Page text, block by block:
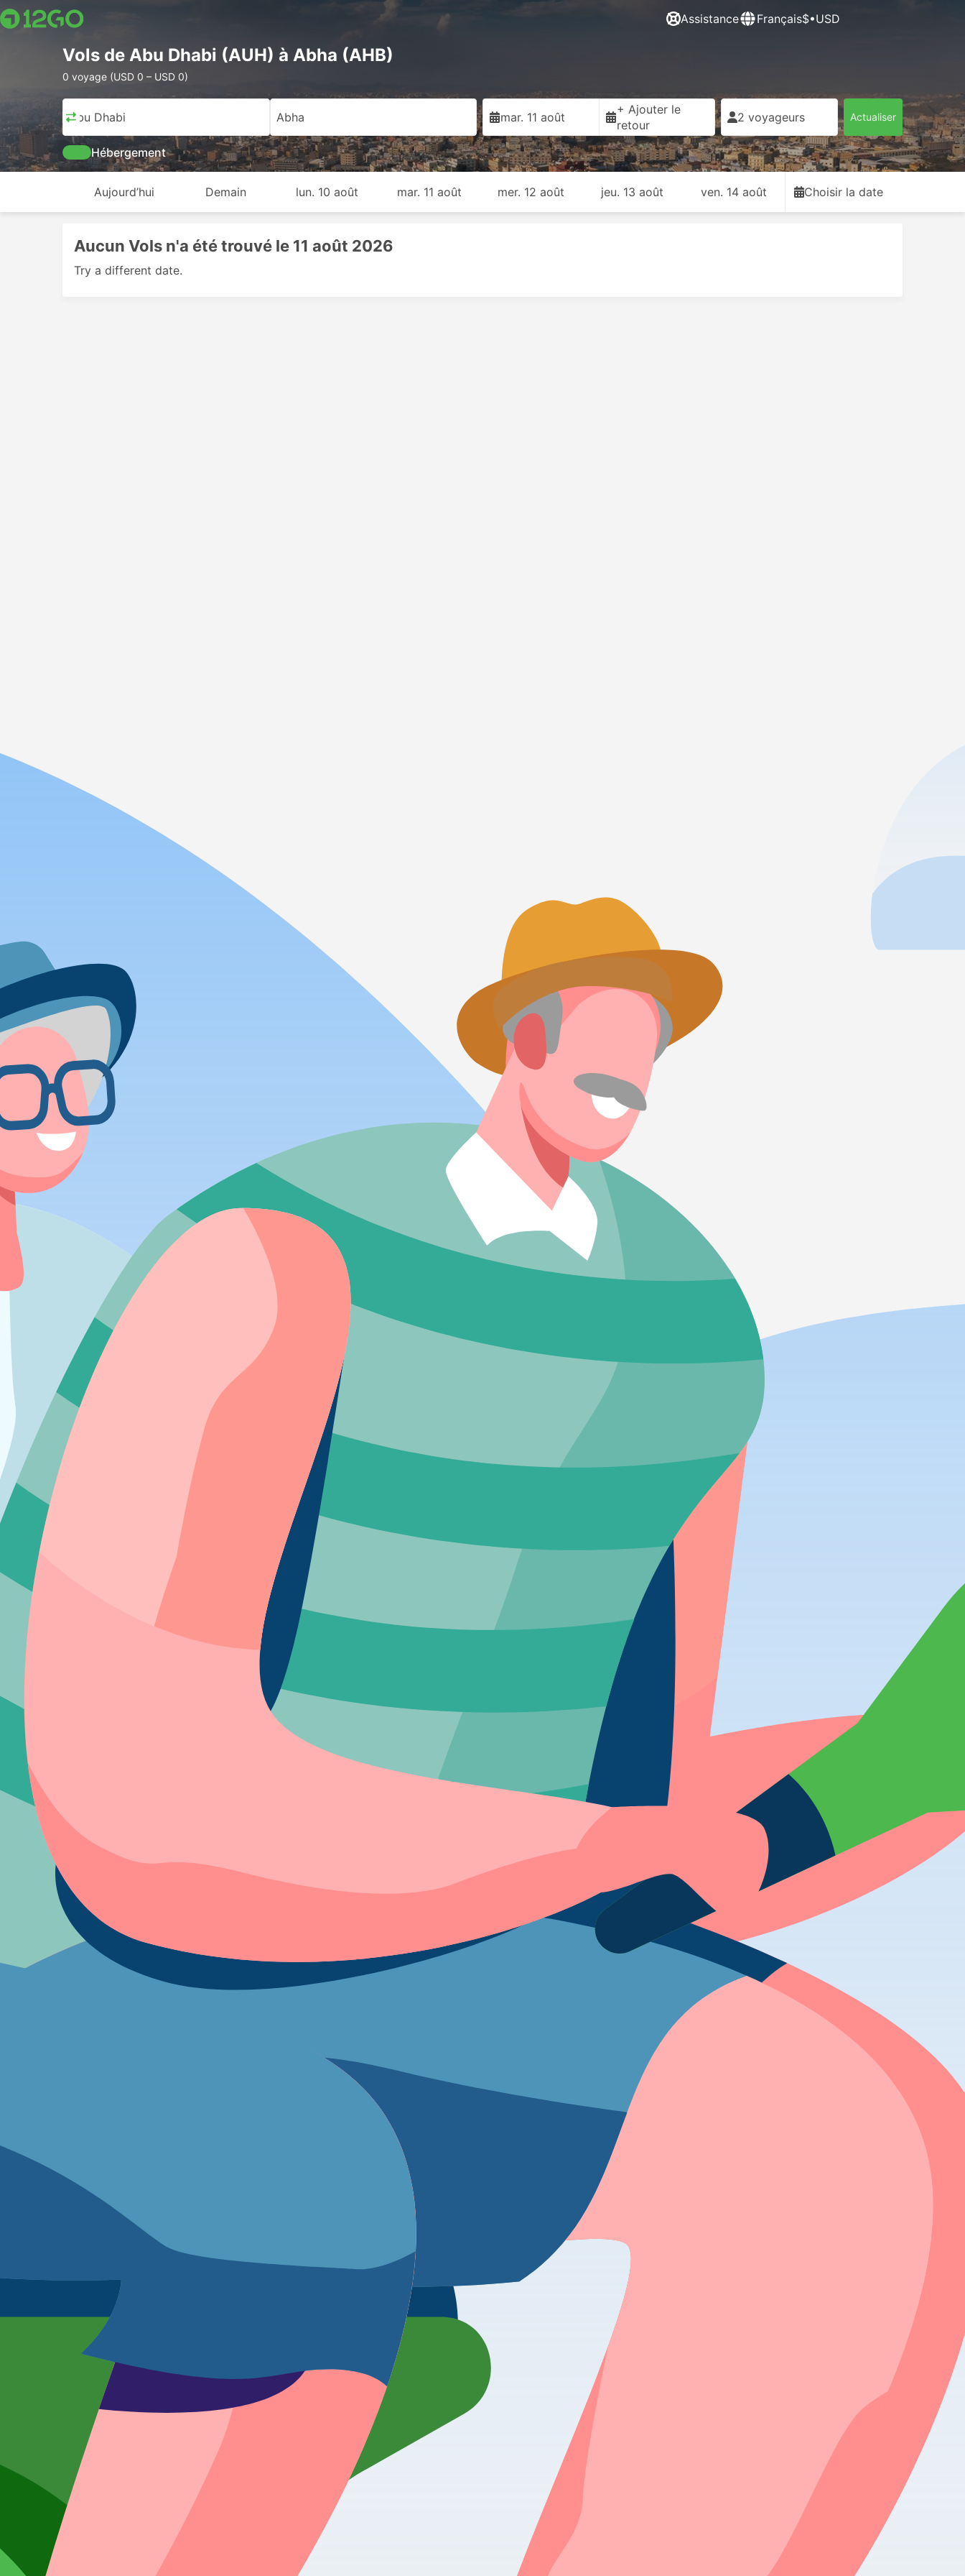
Assistance Français$•USD
Vols de Abu Dhabi (AUH) à Abha (AHB)
0 voyage (USD 0 – USD 0)
Abu Dhabi Abha mar. 11 août
+ Ajouter le
retour
2 voyageurs Actualiser
Hébergement
Aujourd’hui Demain lun. 10 août mar. 11 août mer. 12 août jeu. 13 août ven. 14 août Choisir la date
Aucun Vols n'a été trouvé le 11 août 2026
Try a different date.